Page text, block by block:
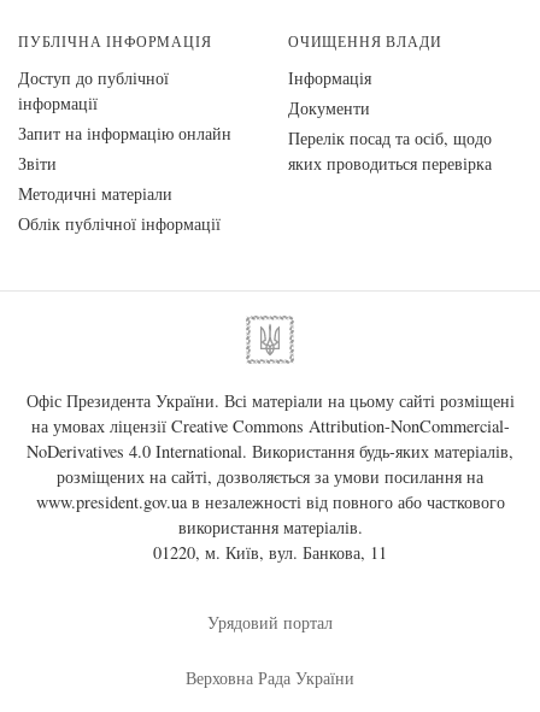
ПУБЛІЧНА ІНФОРМАЦІЯ
Доступ до публічної
інформації
Запит на інформацію онлайн
Звіти
Методичні матеріали
Облік публічної інформації
ОЧИЩЕННЯ ВЛАДИ
Інформація
Документи
Перелік посад та осіб, щодо
яких проводиться перевірка
Офіс Президента України. Всі матеріали на цьому сайті розміщені
на умовах ліцензії Creative Commons Attribution-NonCommercial-
NoDerivatives 4.0 International. Використання будь-яких матеріалів,
розміщених на сайті, дозволяється за умови посилання на
www.president.gov.uaв незалежності від повного або часткового
використання матеріалів.
01220, м. Київ, вул. Банкова, 11
Урядовий портал
Верховна Рада України